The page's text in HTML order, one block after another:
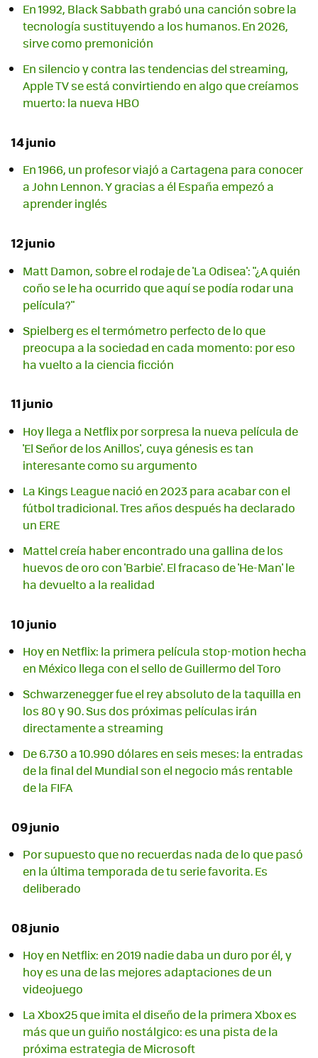
En 1992, Black Sabbath grabó una canción sobre la
tecnología sustituyendo a los humanos. En 2026,
sirve como premonición
En silencio y contra las tendencias del streaming,
Apple TV se está convirtiendo en algo que creíamos
muerto: la nueva HBO
14 junio
En 1966, un profesor viajó a Cartagena para conocer
a John Lennon. Y gracias a él España empezó a
aprender inglés
12 junio
Matt Damon, sobre el rodaje de 'La Odisea': "¿A quién
coño se le ha ocurrido que aquí se podía rodar una
película?"
Spielberg es el termómetro perfecto de lo que
preocupa a la sociedad en cada momento: por eso
ha vuelto a la ciencia ficción
11 junio
Hoy llega a Netflix por sorpresa la nueva película de
'El Señor de los Anillos', cuya génesis es tan
interesante como su argumento
La Kings League nació en 2023 para acabar con el
fútbol tradicional. Tres años después ha declarado
un ERE
Mattel creía haber encontrado una gallina de los
huevos de oro con 'Barbie'. El fracaso de 'He-Man' le
ha devuelto a la realidad
10 junio
Hoy en Netflix: la primera película stop-motion hecha
en México llega con el sello de Guillermo del Toro
Schwarzenegger fue el rey absoluto de la taquilla en
los 80 y 90. Sus dos próximas películas irán
directamente a streaming
De 6.730 a 10.990 dólares en seis meses: la entradas
de la final del Mundial son el negocio más rentable
de la FIFA
09 junio
Por supuesto que no recuerdas nada de lo que pasó
en la última temporada de tu serie favorita. Es
deliberado
08 junio
Hoy en Netflix: en 2019 nadie daba un duro por él, y
hoy es una de las mejores adaptaciones de un
videojuego
La Xbox25 que imita el diseño de la primera Xbox es
más que un guiño nostálgico: es una pista de la
próxima estrategia de Microsoft